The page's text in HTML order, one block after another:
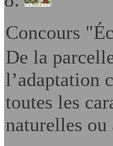
Concours
De la
l’adaptation
toutes les
naturelles